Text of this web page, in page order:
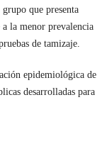
que presenta
la menor prevalencia
de tamizaje.
epidemiológica de
desarrolladas para